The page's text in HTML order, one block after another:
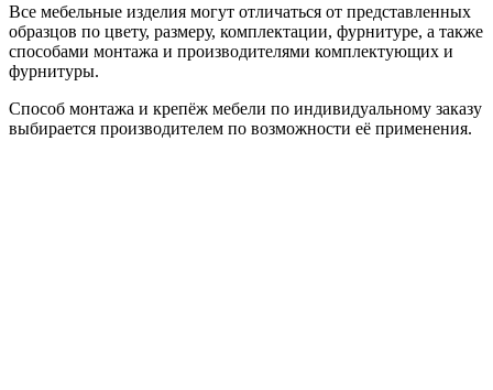
Все мебельные изделия могут отличаться от представленных
образцов по цвету, размеру, комплектации, фурнитуре, а также
способами монтажа и производителями комплектующих и
фурнитуры.
Способ монтажа и крепёж мебели по индивидуальному заказу
выбирается производителем по возможности её применения.